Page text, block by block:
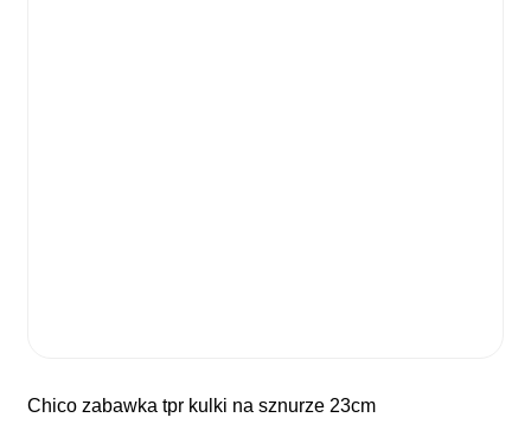
chico zabawka tpr kulki na sznurze 23cm